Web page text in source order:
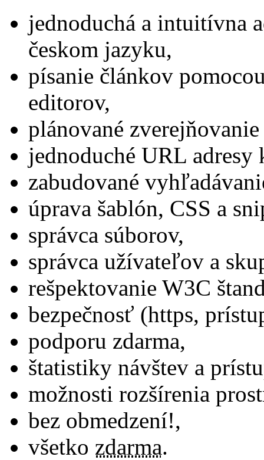
jednoduchá a intuitívna
českom jazyku,
písanie článkov
editorov,
plánované
jednoduché URL adresy
zabudované
úprava šablón, CSS a
správca súborov,
správca užívateľov a
rešpektovanie W3C
bezpečnosť (https,
podporu zdarma,
štatistiky návštev a
možnosti rozšírenia
bez obmedzení!,
všetko zdarma.